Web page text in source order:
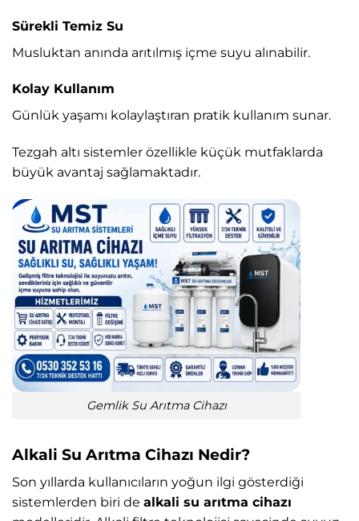
Sürekli Temiz Su
Musluktan anında arıtılmış içme suyu alınabilir.
Kolay Kullanım
Günlük yaşamı kolaylaştıran pratik kullanım sunar.
Tezgah altı sistemler özellikle küçük mutfaklarda
büyük avantaj sağlamaktadır.
Gemlik Su Arıtma Cihazı
Alkali Su Arıtma Cihazı Nedir?
Son yıllarda kullanıcıların yoğun ilgi gösterdiği
sistemlerden biri de alkali su arıtma cihazı